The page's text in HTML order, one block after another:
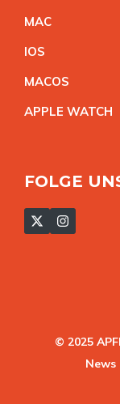
MAC
IOS
MACOS
APPLE WATCH
FOLGE
© 2025
News